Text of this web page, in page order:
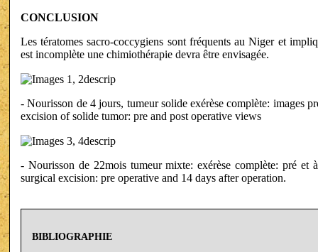
CONCLUSION
Les tératomes sacro-coccygiens sont fréquents au Niger et
est incomplète une chimiothérapie devra être envisagée.
- Nourisson de 4 jours, tumeur solide exérèse complète: images
excision of solide tumor: pre and post operative views
- Nourisson de 22mois tumeur mixte: exérèse complète: pré
surgical excision: pre operative and 14 days after operation.
BIBLIOGRAPHIE